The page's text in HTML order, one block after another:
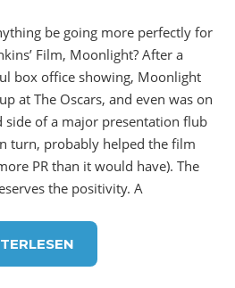
be going more perfectly for
Film, Moonlight? After a
box office showing, Moonlight
at The Oscars, and even was on
side of a major presentation flub
turn, probably helped the film
PR than it would have). The
the positivity. A